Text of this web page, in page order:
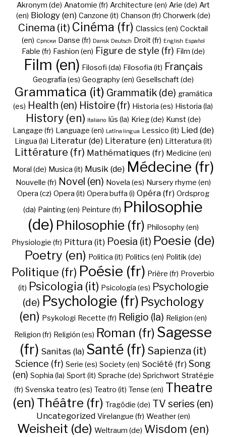
Akronym (de) Anatomie (fr) Architecture (en) Arie (de) Art
(en) Biology (en) Canzone (it) Chanson (fr) Chorwerk (de)
Cinema (it) Cinéma (fr) Classics (en) Cocktail
(en) Cрпски Danse (fr) Dansk Deutsch Droit (fr) English Español
Fable (fr) Fashion (en) Figure de style (fr) Film (de)
Film (en) Filosofi (da) Filosofia (it) Français
Geografía (es) Geography (en) Gesellschaft (de)
Grammatica (it) Grammatik (de) gramática
(es) Health (en) Histoire (fr) Historia (es) Historia (la)
History (en) Italiano Iūs (la) Krieg (de) Kunst (de)
Langage (fr) Language (en) Latīna lingua Lessico (it) Lied (de)
Lingua (la) Literatur (de) Literature (en) Litteratura (it)
Littérature (fr) Mathématiques (fr) Medicine (en)
Moral (de) Musica (it) Musik (de) Médecine (fr)
Nouvelle (fr) Novel (en) Novela (es) Nursery rhyme (en)
Opera (cz) Opera (it) Opera buffa (i) Opéra (fr) Ordsprog
(da) Painting (en) Peinture (fr) Philosophie
(de) Philosophie (fr) Philosophy (en)
Physiologie (fr) Pittura (it) Poesia (it) Poesie (de)
Poetry (en) Politica (it) Politics (en) Politik (de)
Politique (fr) Poésie (fr) Prière (fr) Proverbio
(it) Psicologia (it) Psicología (es) Psychologie
(de) Psychologie (fr) Psychology
(en) Psykologi Recette (fr) Religio (la) Religion (en)
Religion (fr) Religión (es) Roman (fr) Sagesse
(fr) Sanitas (la) Santé (fr) Sapienza (it)
Science (fr) Serie (es) Society (en) Société (fr) Song
(en) Sophia (la) Sport (it) Sprache (de) Sprichwort Stratégie
(fr) Svenska teatro (es) Teatro (it) Tense (en) Theatre
(en) Théâtre (fr) Tragödie (de) TV series (en)
Uncategorized Virelangue (fr) Weather (en)
Weisheit (de) Weltraum (de) Wisdom (en)